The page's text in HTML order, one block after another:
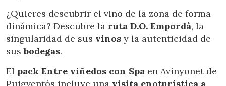
¿Quieres descubrir el vino de la zona de forma
dinámica? Descubre la ruta D.O. Empordà, la
singularidad de sus vinos y la autenticidad de
susbodegas.
El pack Entre viñedos con Spa en Avinyonet de